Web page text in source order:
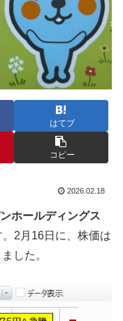
はてブ
コピー
2026.02.18
ホールディングス
。2月16日に、株価は
した。